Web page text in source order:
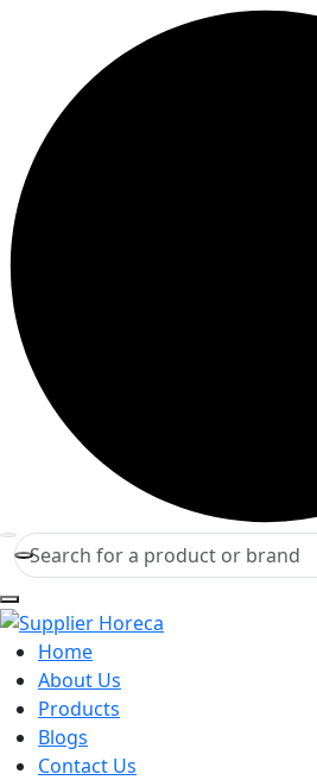
Home
About Us
Products
Blogs
Contact Us